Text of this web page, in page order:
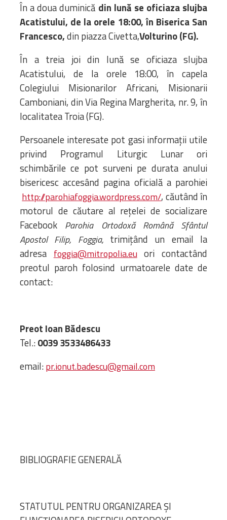
În a doua duminică din lună se oficiaza slujba
Acatistului, de la orele 18:00, în Biserica San
Francesco,din piazza Civetta,Volturino (FG).
În a treia joi din lună se oficiaza slujba
Acatistului, de la orele 18:00, în capela
Colegiului Misionarilor Africani, Misionarii
Camboniani, din Via Regina Margherita, nr. 9, în
localitatea Troia (FG).
Persoanele interesate pot gasi informații utile
privind Programul Liturgic Lunar ori
schimbările ce pot surveni pe durata anului
bisericesc accesând pagina oficială a parohiei
http://parohiafoggia.wordpress.com/, căutând în
motorul de căutare al rețelei de socializare
Facebook Parohia Ortodoxă Română Sfântul
Apostol Filip, Foggia, trimiţând un email la
adresa foggia@mitropolia.eu ori contactând
preotul paroh folosind urmatoarele date de
contact:
Preot Ioan Bădescu
Tel.:0039 3533486433
email:pr.ionut.badescu@gmail.com
BIBLIOGRAFIE GENERALĂ
STATUTUL PENTRU ORGANIZAREA ȘI